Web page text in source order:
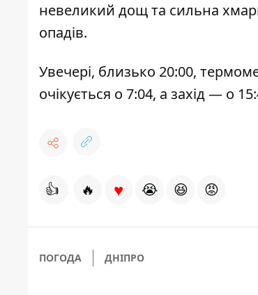
невеликий дощ та сильна
опадів.
Увечері, близько 20:00,
очікується о 7:04, а захід — о
👍 🔥 ♥ 😭 😆 😡
ПОГОДА ДНІПРО